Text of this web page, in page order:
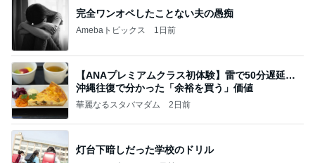
完全ワンオペしたことない夫の愚痴
Amebaトピックス 1日前
【ANAプレミアムクラス初体験】雷で50分遅延…
沖縄往復で分かった「余裕を買う」価値
華麗なるスタバマダム 2日前
灯台下暗しだった学校のドリル